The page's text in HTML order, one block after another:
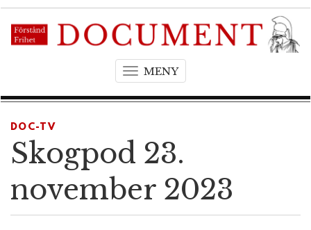
MENYT
g
a
DOC-TV
Skogpod 23.
november 2023